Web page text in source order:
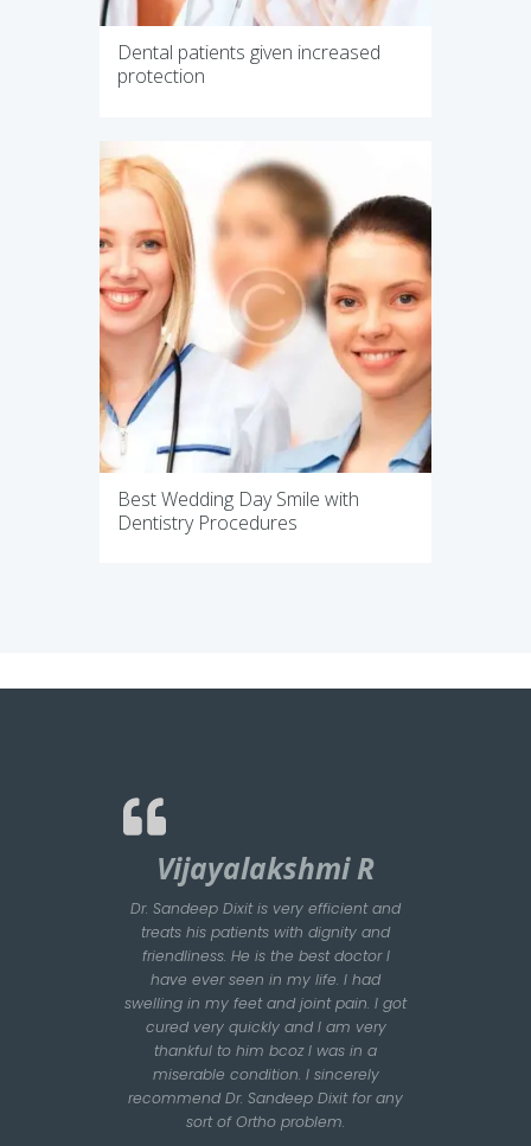
Dental patients given increased
protection
Best Wedding Day Smile with
Dentistry Procedures
Vijayalakshmi R
Dr. Sandeep Dixit is very efficient and
treats his patients with dignity and
friendliness. He is the best doctor I
have ever seen in my life. I had
swelling in my feet and joint pain. I got
cured very quickly and I am very
thankful to him bcoz I was in a
miserable condition. I sincerely
recommend Dr. Sandeep Dixit for any
sort of Ortho problem.